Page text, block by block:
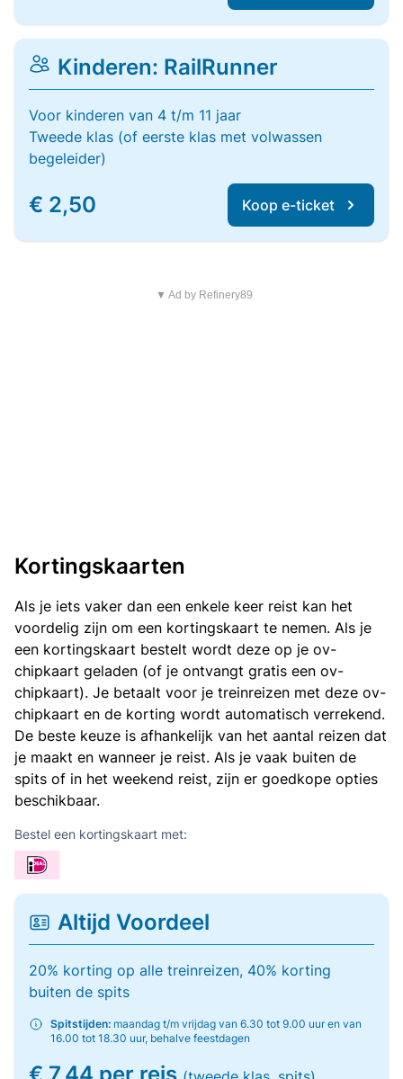
Kinderen: RailRunner
Voor kinderen van 4 t/m 11 jaar
Tweede klas (of eerste klas met volwassen
begeleider)
€ 2,50 Koop e-ticket
▼ Ad by Refinery89
Kortingskaarten
Als je iets vaker dan een enkele keer reist kan het
voordelig zijn om een kortingskaart te nemen. Als je
een kortingskaart bestelt wordt deze op je ov-
chipkaart geladen (of je ontvangt gratis een ov-
chipkaart). Je betaalt voor je treinreizen met deze ov-
chipkaart en de korting wordt automatisch verrekend.
De beste keuze is afhankelijk van het aantal reizen dat
je maakt en wanneer je reist. Als je vaak buiten de
spits of in het weekend reist, zijn er goedkope opties
beschikbaar.
Bestel een kortingskaart met:
Altijd Voordeel
20% korting op alle treinreizen, 40% korting
buiten de spits
Spitstijden: maandag t/m vrijdag van 6.30 tot 9.00 uur en van
16.00 tot 18.30 uur, behalve feestdagen